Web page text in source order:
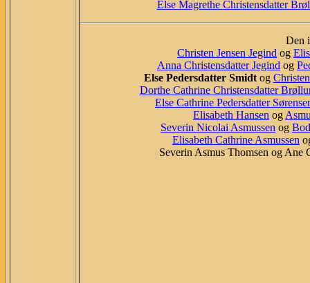
Else Magrethe Christensdatter
Den
Christen Jensen Jegind og
Anna Christensdatter Jegind og
Else Pedersdatter Smidtog
Dorthe Cathrine Christensdatter
Else Cathrine Pedersdatter
Elisabeth Hansen og
Severin Nicolai Asmussen og
Elisabeth Cathrine Asmussen
Severin Asmus Thomsen og Ane